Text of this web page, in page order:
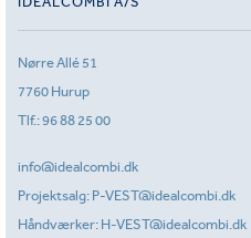
Nørre Allé 51
7760 Hurup
Tlf.:96 88 25 00
info@idealcombi.dk
Projektsalg: P-VEST@idealcombi.dk
Håndværker: H-VEST@idealcombi.dk